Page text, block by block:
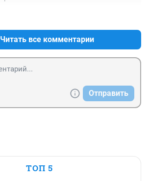
Читать все комментарии
Отправить
ТОП 5